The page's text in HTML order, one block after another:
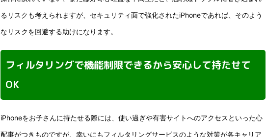
るリスクも考えられますが、セキュリティ面で強化されたiPhoneであれば、そのよう
なリスクを回避する助けになります。
フィルタリングで機能制限できるから安心して持たせて
OK
iPhoneをお子さんに持たせる際には、使い過ぎや有害サイトへのアクセスといった心
配事がつきものですが、幸いにもフィルタリングサービスのような対策が各キャリア